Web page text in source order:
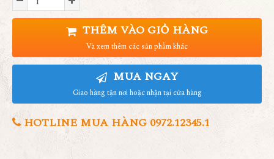
THÊM VÀO GIỎ HÀNG
Và xem thêm các sản phẩm khác
MUA NGAY
Giao hàng tận nơi hoặc nhận tại cửa hàng
HOTLINE MUA HÀNG 0972.12345.1